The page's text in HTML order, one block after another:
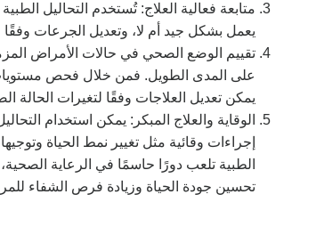
متابعة فعالية العلاج: تُستخدم التحاليل
يعمل بشكل جيد أم لا، وتعديل الجرعات وفقًا
تقييم الوضع الصحي في حالات الأمراض
على المدى الطويل. فمن خلال فحص
يمكن تعديل العلاجات وفقًا لتغيرات الحالة
الوقاية والعلاج المبكر: يمكن استخدام
إجراءات وقائية مثل تغيير نمط الحياة
الطبية تلعب دورًا حاسمًا في الرعاية
تحسين جودة الحياة وزيادة فرص الشفاء